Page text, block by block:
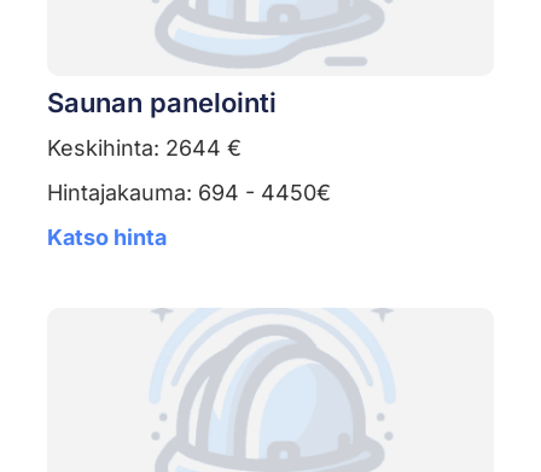
Saunan panelointi
Keskihinta: 2644 €
Hintajakauma: 694 - 4450€
Katso hinta